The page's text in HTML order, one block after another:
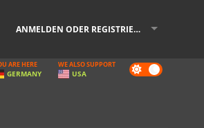
ANMELDEN ODER REGISTRIEREN
Dark
mode
ARE HERE
GERMANY
WE ALSO SUPPORT
USA